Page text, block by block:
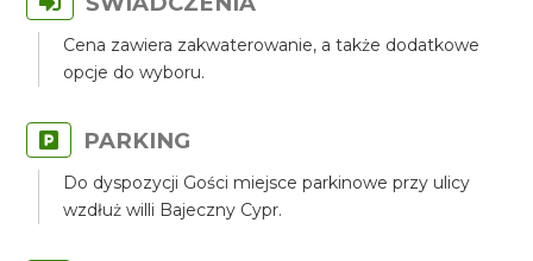
Cena zawiera zakwaterowanie, a także dodatkowe
opcje do wyboru.
PARKING
Do dyspozycji Gości miejsce parkinowe przy ulicy
wzdłuż willi Bajeczny Cypr.